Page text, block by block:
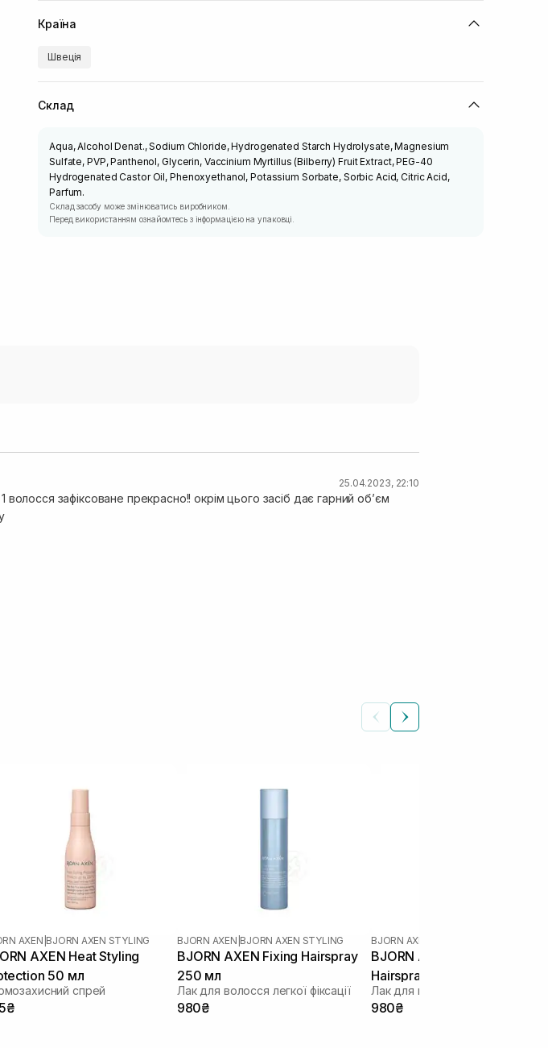
Країна
Швеція
Склад
Aqua, Alcohol Denat., Sodium Chloride, Hydrogenated Starch Hydrolysate, Magnesium
Sulfate, PVP, Panthenol, Glycerin, Vaccinium Myrtillus (Bilberry) Fruit Extract, PEG-40
Hydrogenated Castor Oil, Phenoxyethanol, Potassium Sorbate, Sorbic Acid, Citric Acid,
Parfum.
Склад засобу може змінюватись виробником.
Перед використанням ознайомтесь з інформацією на упаковці.
25.04.2023, 22:10
волосся зафіксоване прекрасно!! окрім цього засіб дає гарний об’єм
AXEN BJORN AXEN STYLING
AXEN Heat Styling
50 мл
спрей
BJORN AXEN BJORN AXEN STYLING
BJORN AXEN Fixing Hairspray
250 мл
Лак для волосся легкої фіксації
980₴
BJORN AXEN
BJORN AXEN Just Right
Hairspray 250 мл
980₴